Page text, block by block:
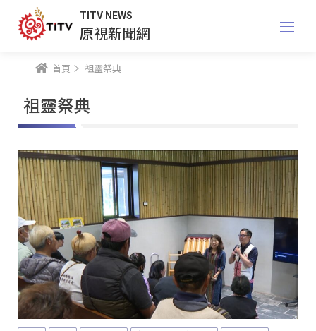
TITV NEWS
原視新聞網
首頁 祖靈祭典
祖靈祭典